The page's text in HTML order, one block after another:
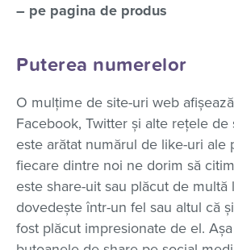
– pe pagina de produs
Puterea numerelor
O mulțime de site-uri web
Facebook, Twitter și alte rețele
este arătat numărul de like-uri ale
fiecare dintre noi ne dorim să
este share-uit sau plăcut de
dovedește într-un fel sau altul că
fost plăcut impresionate de el.